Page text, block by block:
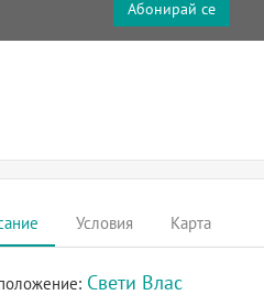
Абонирай се
Условия Карта
Свети Влас